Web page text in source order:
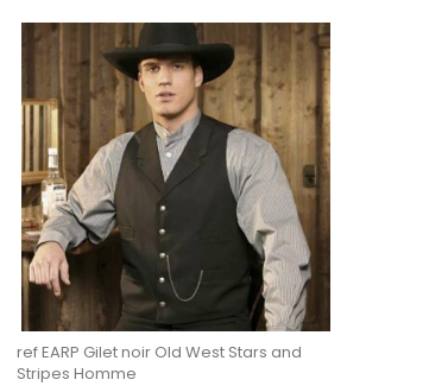
du produit
peuvent être choisies sur la page du
ref EARP Gilet noir Old West Stars and
Stripes Homme
Ce produit a